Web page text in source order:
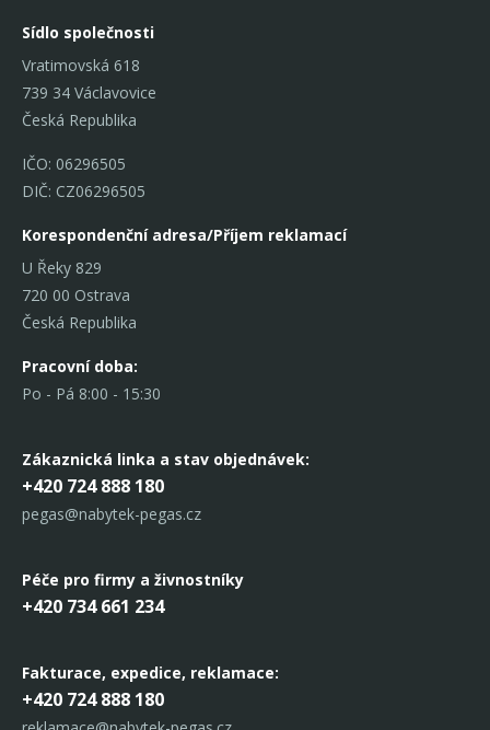
Sídlo společnosti
Vratimovská 618
739 34 Václavovice
Česká Republika
IČO: 06296505
DIČ: CZ06296505
Korespondenční adresa/Příjem reklamací
U Řeky 829
720 00 Ostrava
Česká Republika
Pracovní doba:
Po - Pá 8:00 - 15:30
Zákaznická linka a stav objednávek:
+420 724 888 180
pegas@nabytek-pegas.cz
Péče pro firmy a živnostníky
+420 734 661 234
Fakturace, expedice, reklamace:
+420 724 888 180